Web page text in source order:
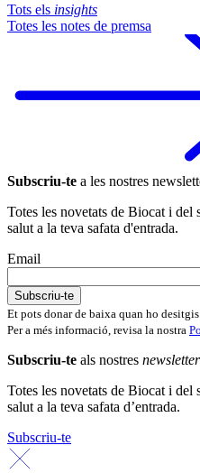
Tots els insights
Totes les notes de premsa
Subscriu-te a les nostres
Totes les novetats de Biocat i del
salut a la teva safata d'entrada.
Email
Et pots donar de baixa quan ho desitgis.
Per a més informació, revisa la nostra
Subscriu-te als nostres
Totes les novetats de Biocat i del
salut a la teva safata d’entrada.
Subscriu-te